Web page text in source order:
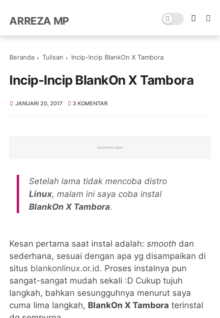
ARREZA MP
Beranda Tulisan Incip-Incip BlankOn X Tambora
Incip-Incip BlankOn X Tambora
JANUARI 20, 2017 3 KOMENTAR
Setelah lama tidak mencoba distro
Linux, malam ini saya coba instal
BlankOn X Tambora.
Kesan pertama saat instal adalah:smooth dan
sederhana, sesuai dengan apa yg disampaikan di
situs blankonlinux.or.id. Proses instalnya pun
sangat-sangat mudah sekali :D Cukup tujuh
langkah, bahkan sesungguhnya menurut saya
cuma lima langkah, BlankOn X Tambora terinstal